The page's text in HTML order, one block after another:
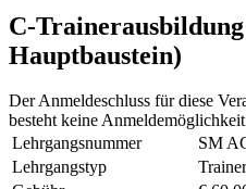
C-
Hauptbaustein)
Der Anmeldeschluss für diese
besteht keine
Lehrgangsnummer
SM
Lehrgangstyp